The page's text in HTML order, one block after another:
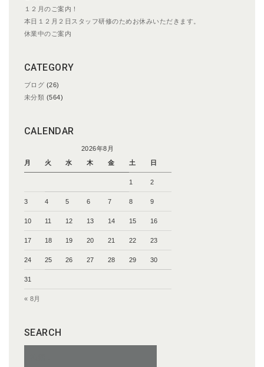
１２月のご案内！
本日１２月２日スタッフ研修のためお休みいただきます。
休業中のご案内
CATEGORY
ブログ (26)
未分類 (564)
CALENDAR
2026年8月
月
火 水 木 金 土 日
1 2
3 4 5 6 7 8 9
10 11 12 13 14 15 16
17 18 19 20 21 22 23
24 25 26 27 28 29 30
31
« 8月
SEARCH